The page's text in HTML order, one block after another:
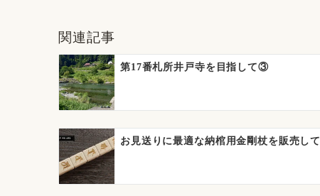
ゲ
ー
シ
ン
関連記事
第17番札所井戸寺を目指して③
お見送りに最適な納棺用金剛杖を販売し